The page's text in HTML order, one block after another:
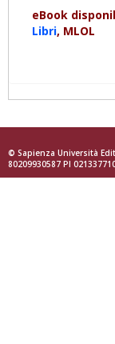
eBook
Libri, MLOL
© Sapienza Università
80209930587 PI